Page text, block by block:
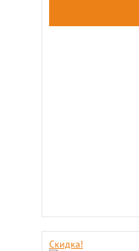
Скидка!